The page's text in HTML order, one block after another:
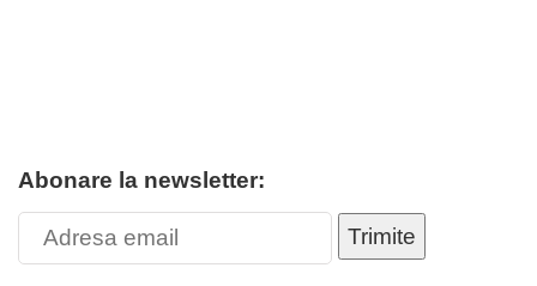
Abonare la newsletter:
Trimite